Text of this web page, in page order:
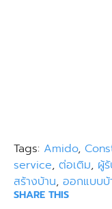
Tags: Amido,
service, ต่อเติม, ผู้
สร้างบ้าน, ออกแบบบ้
SHARE THIS